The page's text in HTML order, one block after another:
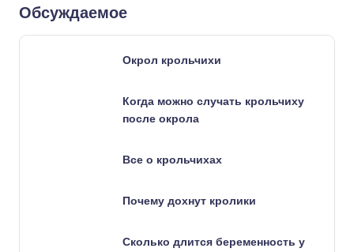
Обсуждаемое
Окрол крольчихи
Когда можно случать крольчиху
после окрола
Все о крольчихах
Почему дохнут кролики
Сколько длится беременность у